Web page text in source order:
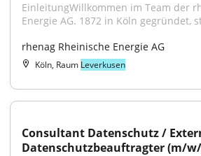
EinleitungWillkommen im Team der
Energie AG. 1872 in Köln gegründet,
rhenag Rheinische Energie AG
Köln, Raum Leverkusen
Consultant Datenschutz /
Datenschutzbeauftragter (m/